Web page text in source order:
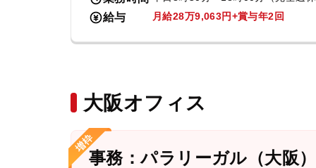
給与 月給28万9,063円+賞与年2回
大阪オフィス
事務：パラリーガル（大阪）